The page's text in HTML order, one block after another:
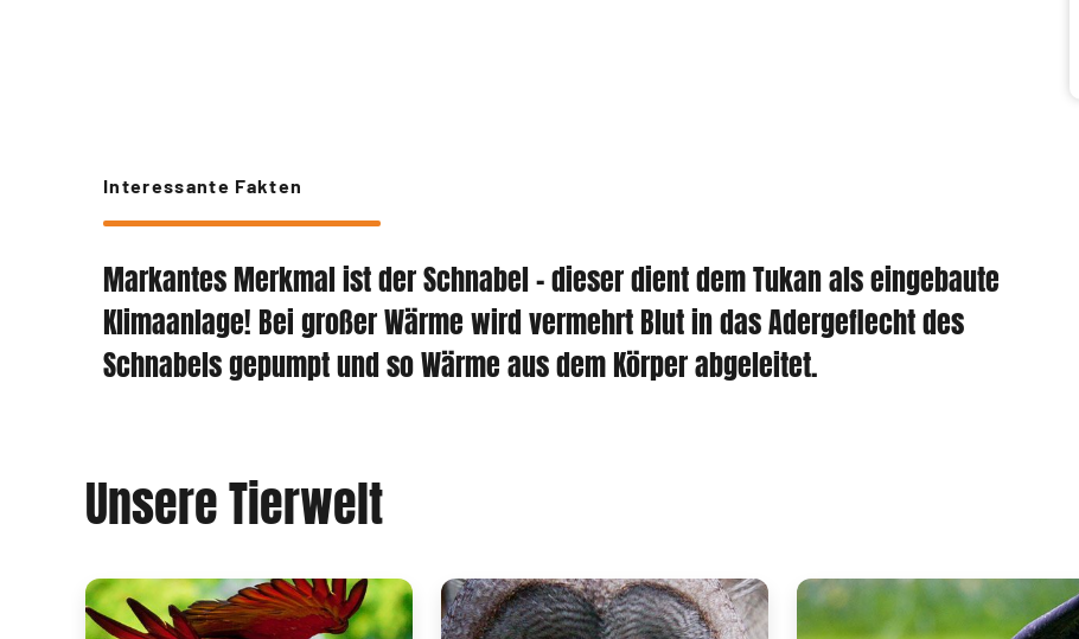
Interessante Fakten
Markantes Merkmal ist der Schnabel - dieser dient dem Tukan als eingebaute
Klimaanlage! Bei großer Wärme wird vermehrt Blut in das Adergeflecht des
Schnabels gepumpt und so Wärme aus dem Körper abgeleitet.
Unsere Tierwelt